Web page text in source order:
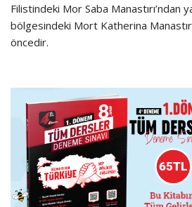
Filistindeki Mor Saba Manastırı’ndan
bölgesindeki Mort Katherina
öncedir.